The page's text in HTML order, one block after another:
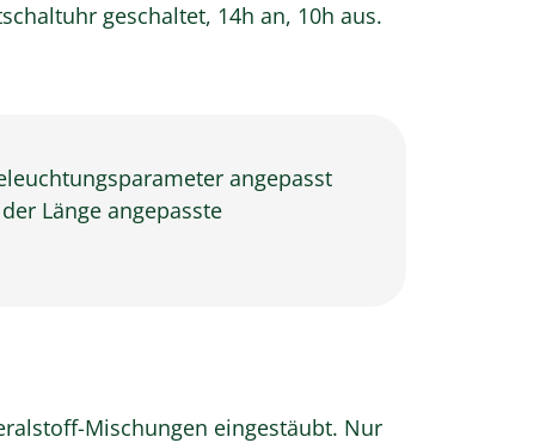
geschaltet, 14h an, 10h aus.
angepasst
Länge angepasste
Mischungen eingestäubt. Nur